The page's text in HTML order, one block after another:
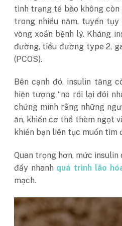
tình trạng tế bào không
trong nhiều năm, tuyến
vòng xoắn bệnh lý. Kháng
đường, tiểu đường type 2,
(PCOS).
Bên cạnh đó, insulin tăng
hiện tượng “no rồi lại đói
chứng minh rằng những
ăn, khiến cơ thể thèm ngọt
khiến bạn liên tục muốn tìm
Quan trọng hơn, mức
đẩy nhanh quá trình lão
mạch.